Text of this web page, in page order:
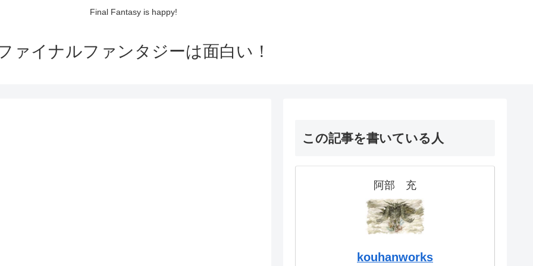
Final Fantasy is happy!
ァイナルファンタジーは面白い！
この記事を書いている人
阿部 充
kouhanworks